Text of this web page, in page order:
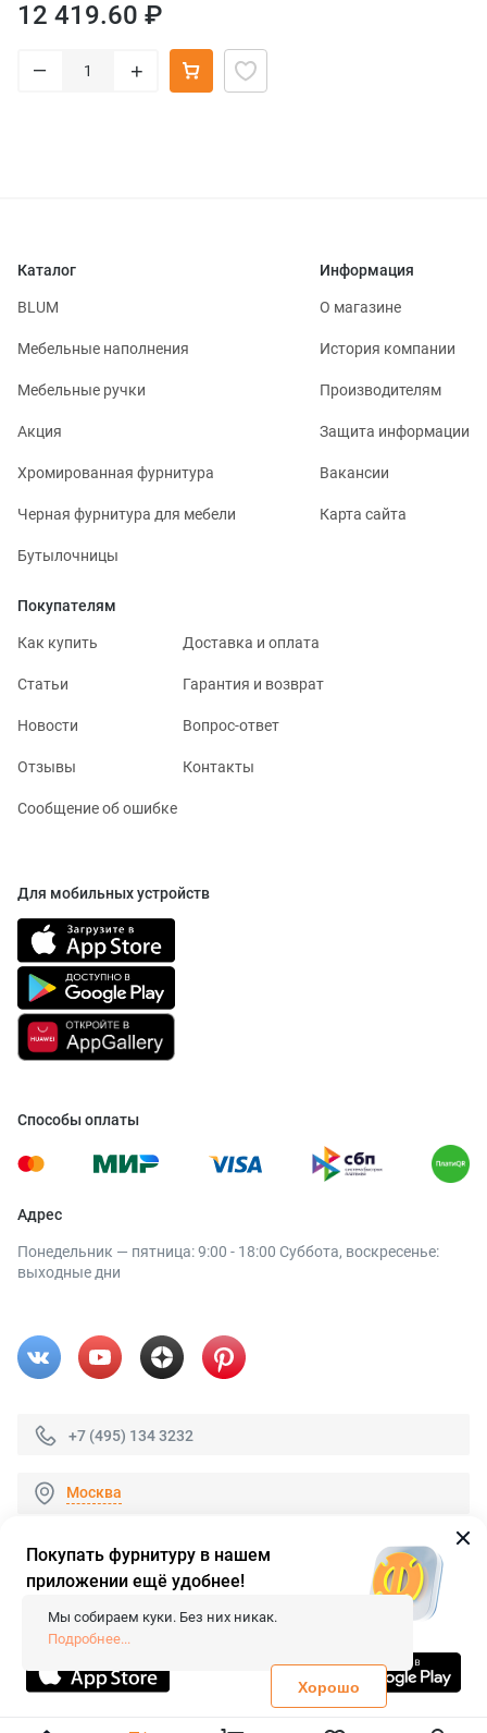
12 419.60 ₽
– +
Каталог
BLUM
Мебельные наполнения
Мебельные ручки
Акция
Хромированная фурнитура
Черная фурнитура для мебели
Бутылочницы
Информация
О магазине
История компании
Производителям
Защита информации
Вакансии
Карта сайта
Покупателям
Как купить Доставка и оплата
Статьи Гарантия и возврат
Новости Вопрос-ответ
Отзывы Контакты
Сообщение об ошибке
Для мобильных устройств
Способы оплаты
Адрес
Понедельник — пятница: 9:00 - 18:00 Суббота, воскресенье:
выходные дни
+7 (495) 134 3232
Москва
© 2026 «FieraShop.ru»
Сопровождение сайта
- Вебформат.
Все права защищены.
Не является публичной офертой
Политика конфиденциальности
Покупать фурнитуру в нашем
приложении ещё удобнее!
Мы собираем куки. Без них никак.
Подробнее...
Хорошо